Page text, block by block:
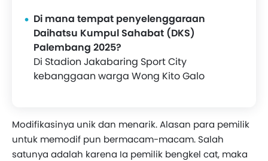
Di mana tempat penyelenggaraan
Daihatsu Kumpul Sahabat (DKS)
Palembang 2025?
Di Stadion Jakabaring Sport City
kebanggaan warga Wong Kito Galo
Modifikasinya unik dan menarik. Alasan para pemilik
untuk memodif pun bermacam-macam. Salah
satunya adalah karena Ia pemilik bengkel cat, maka